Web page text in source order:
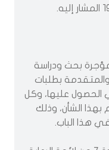
بحث ودراسة
والمتقدمة بطلبات
عليها، وكل
بهذا الشأن، وذلك
هذا الباب.